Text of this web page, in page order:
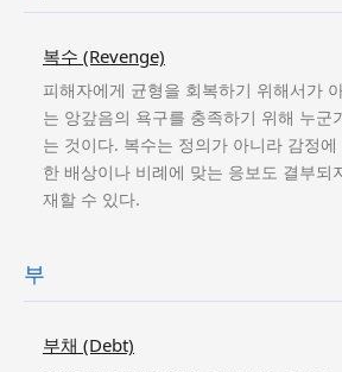
복수 (Revenge)
피해자에게 균형을 회복하기 위해서가
는 앙갚음의 욕구를 충족하기 위해 누군
는 것이다. 복수는 정의가 아니라 감정
한 배상이나 비례에 맞는 응보도 결부되
재할 수 있다.
부
부채 (Debt)